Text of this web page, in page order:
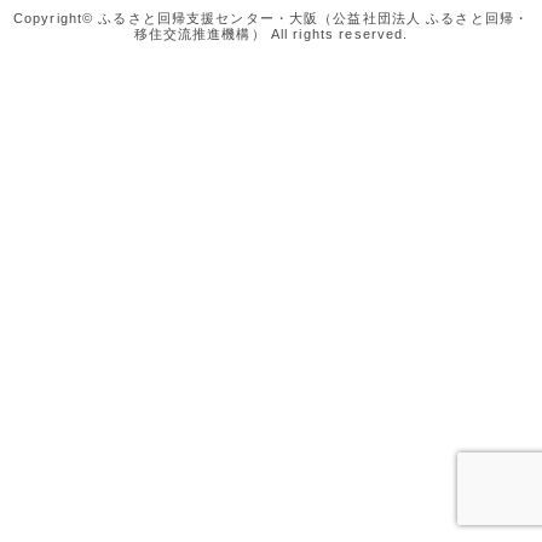
Copyright© ふるさと回帰支援センター・大阪（公益社団法人 ふるさと回帰・
移住交流推進機構） All rights reserved.